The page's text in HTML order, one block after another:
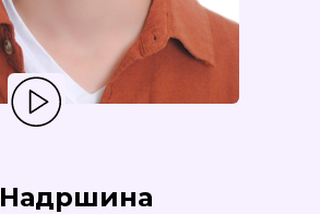
Надршина